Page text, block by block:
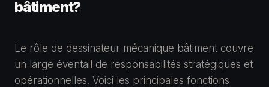
bâtiment?
Le rôle de dessinateur mécanique bâtiment couvre
un large éventail de responsabilités stratégiques et
opérationnelles. Voici les principales fonctions